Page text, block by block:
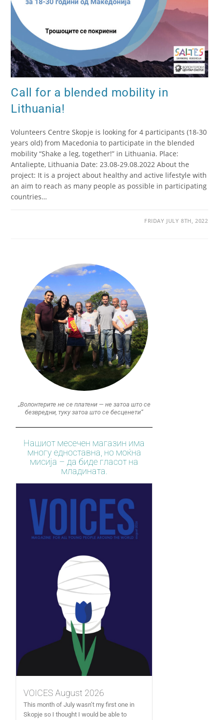
Call for a blended mobility in
Lithuania!
Volunteers Centre Skopje is looking for 4 participants (18-30
years old) from Macedonia to participate in the blended
mobility “Shake a leg, together!” in Lithuania. Place:
Antaliepte, Lithuania Date: 23.08-29.08.2022 About the
project: It is a project about healthy and active lifestyle with
an aim to reach as many people as possible in participating
countries…
FRIDAY JULY 8TH, 2022
„Волонтерите не се платени — не затоа што се
безвредни, туку затоа што се бесценети“
Нашиот месечен магазин има
многу едноставна, но моќна
мисија – да биде гласот на
младината.
VOICES August 2026
This month of July wasn’t my first one in
Skopje so I thought I would be able to